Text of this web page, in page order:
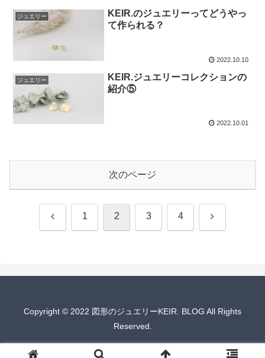
ジュエリー
KEIR.のジュエリーってどうやっ
て作られる？
2022.10.10
ジュエリー
KEIR.ジュエリーコレクションの
紹介⑤
2022.10.01
次のページ
前 1 2 3 4 次
Copyright © 2022 図形のジュエリーKEIR. BLOG All Rights
Reserved.